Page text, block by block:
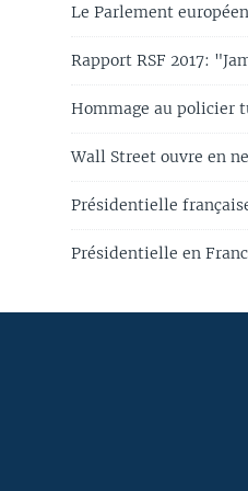
Le Parlement
Rapport RSF 2017:
Hommage au policier
Wall Street ouvre en
Présidentielle
Présidentielle en